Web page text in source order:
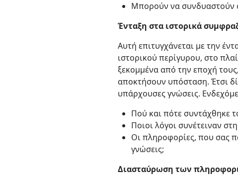
Μπορούν να συνδυαστούν
Ένταξη στα ιστορικά
Αυτή επιτυγχάνεται με την
ιστορικού περίγυρου, στο
ξεκομμένα από την εποχή
αποκτήσουν υπόσταση. Έτσι
υπάρχουσες γνώσεις.
Πού και πότε συντάχθηκε
Ποιοι λόγοι συνέτειναν
Οι πληροφορίες, που σας
γνώσεις;
Διασταύρωση των